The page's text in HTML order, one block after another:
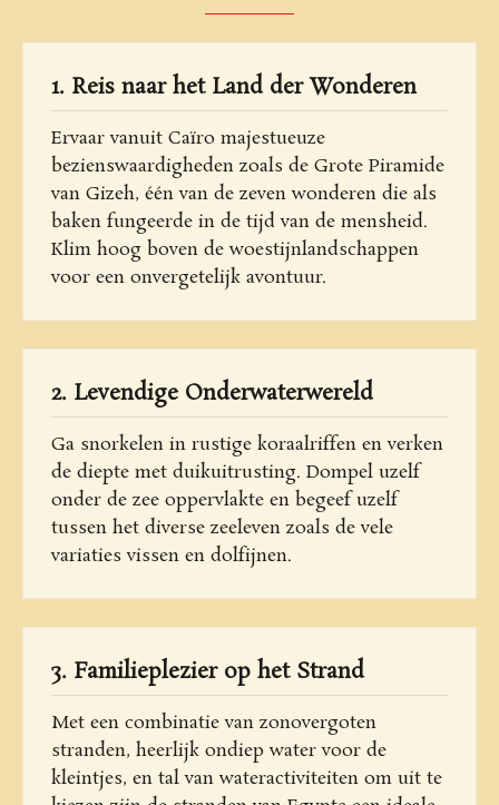
1. Reis naar het Land der Wonderen
Ervaar vanuit Caïro majestueuze
bezienswaardigheden zoals de Grote Piramide
van Gizeh, één van de zeven wonderen die als
baken fungeerde in de tijd van de mensheid.
Klim hoog boven de woestijnlandschappen
voor een onvergetelijk avontuur.
2. Levendige Onderwaterwereld
Ga snorkelen in rustige koraalriffen en verken
de diepte met duikuitrusting. Dompel uzelf
onder de zee oppervlakte en begeef uzelf
tussen het diverse zeeleven zoals de vele
variaties vissen en dolfijnen.
3. Familieplezier op het Strand
Met een combinatie van zonovergoten
stranden, heerlijk ondiep water voor de
kleintjes, en tal van wateractiviteiten om uit te